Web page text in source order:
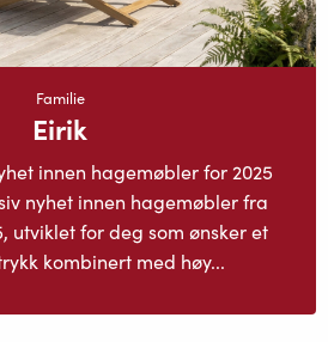
Familie
Eirik
innen hagemøbler for 2025
nyhet innen hagemøbler fra
utviklet for deg som ønsker et
kombinert med høy...